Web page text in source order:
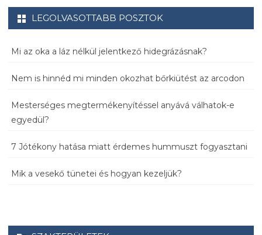
LEGOLVASOTTABB POSZTOK
Mi az oka a láz nélkül jelentkező hidegrázásnak?
Nem is hinnéd mi minden okozhat bőrkiütést az arcodon
Mesterséges megtermékenyítéssel anyává válhatok-e
egyedül?
7 Jótékony hatása miatt érdemes hummuszt fogyasztani
Mik a vesekő tünetei és hogyan kezeljük?